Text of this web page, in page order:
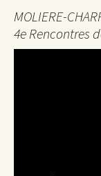
MOLIERE-
4e Rencontres